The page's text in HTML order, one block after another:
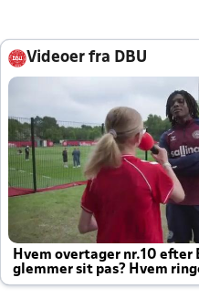
Videoer fra DBU
Hvem overtager nr.10 efter
glemmer sit pas? Hvem
altid til efter kampe?